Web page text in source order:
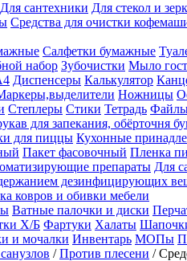
Для сантехники Для стекол и
Средства для очистки
Салфетки бумажные
набор Зубочистки Мыло
Диспенсеры Калькулятор
Ножницы
Степлеры Стики Тетрадь
для запекания, обёрточня
для пиццы Кухонные
Пакет фасовочный Пленка
препараты Для
дезинфицирующих
ковров и обивки мебели
Ватные палочки и диски
Х/Б Фартуки Халаты
и мочалки Инвентарь МОПы
/Против плесени /